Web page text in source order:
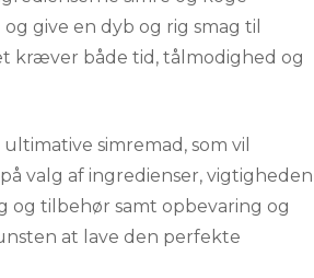
give en dyb og rig smag til
kræver både tid, tålmodighed og
simremad, som vil
valg af ingredienser, vigtigheden
og tilbehør samt opbevaring og
at lave den perfekte